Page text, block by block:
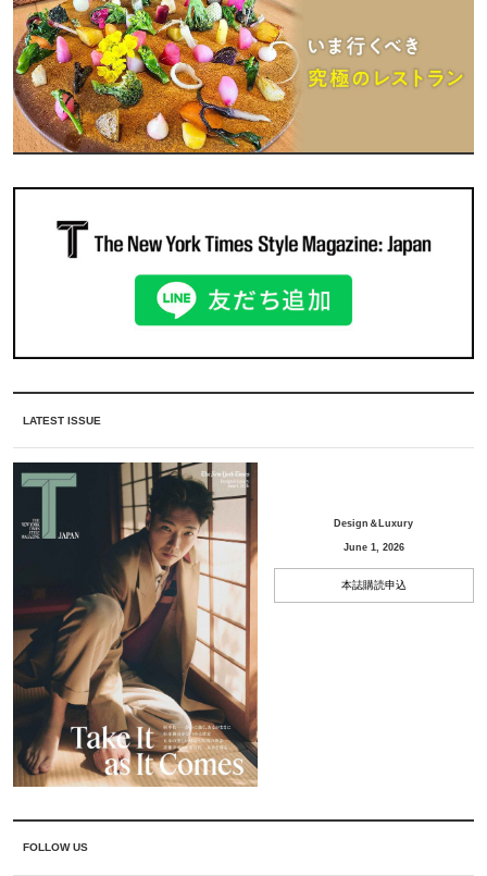
LATEST ISSUE
Design＆Luxury
June 1, 2026
本誌購読申込
FOLLOW US